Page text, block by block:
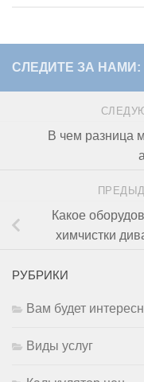
СЛЕДИТЕ ЗА НАМИ:
В чем разница
Какое
химчистки
РУБРИКИ
Вам будет
Виды услуг